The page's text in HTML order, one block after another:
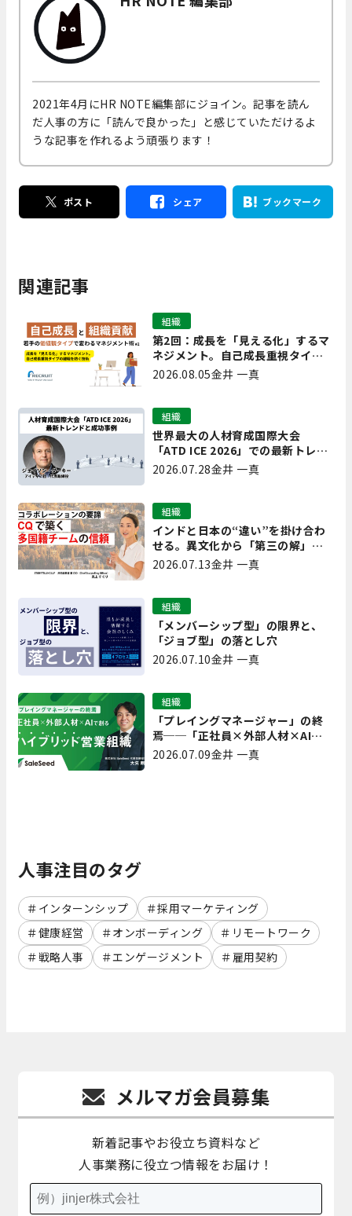
2021年4月にHR NOTE編集部にジョイン。記事を読ん
だ人事の方に「読んで良かった」と感じていただけるよ
うな記事を作れるよう頑張ります！
ポスト シェア ブックマーク
関連記事
第2回：成長を「見える化」するマ
ネジメント。自己成長重視タイプ
の離職を防ぐ技術
組織
2026.08.05金井 一真
世界最大の人材育成国際大会
「ATD ICE 2026」での最新トレン
ドと成功事例｜「重要で実用的
な、日本にも合う」ホットトピッ
組織
2026.07.28金井 一真
インドと日本の“違い”を掛け合わ
せる。異文化から「第三の解」を
生み出す実践【現場を変えるCQ白
組織
2026.07.13金井 一真
「メンバーシップ型」の限界と、
「ジョブ型」の落とし穴
組織
2026.07.10金井 一真
「プレイングマネージャー」の終
焉──「正社員×外部人材×AI」
で創るハイブリッド営業組織
組織
2026.07.09金井 一真
人事注目のタグ
インターンシップ
採用マーケティング
健康経営
オンボーディング
リモートワーク
戦略人事
エンゲージメント 雇用契約
メルマガ会員募集
新着記事やお役立ち資料など
人事業務に役立つ情報をお届け！